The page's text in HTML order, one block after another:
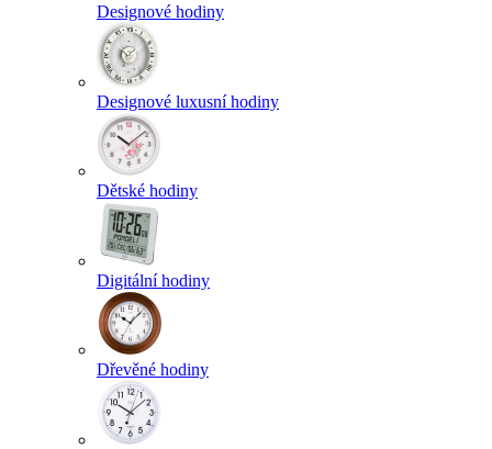
Designové hodiny
Designové luxusní hodiny
Dětské hodiny
Digitální hodiny
Dřevěné hodiny